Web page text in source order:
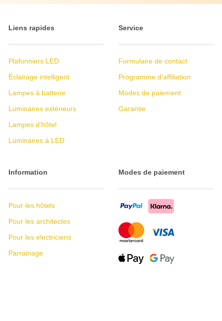
Liens rapides
Plafonniers LED
Éclairage intelligent
Lampes à batterie
Luminaires extérieurs
Lampes d'hôtel
Luminaires à LED
Service
Formulaire de contact
Programme d'affiliation
Modes de paiement
Garantie
Information
Pour les hôtels
Pour les architectes
Pour les électriciens
Parrainage
Modes de paiement